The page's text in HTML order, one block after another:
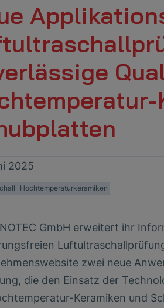
2025
Hochtemperaturkeramiken
GmbH erweitert ihr
zwei neue
die den Einsatz der
Keramiken und